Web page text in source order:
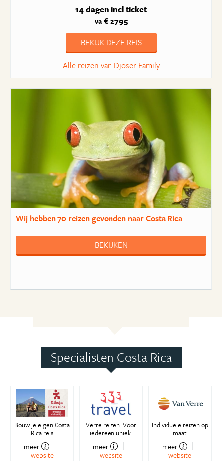
14 dagen incl ticket
va€ 2795
BEKIJK DEZE REIS
Alle reizen van Djoser Family
Wij hebben70 reizengevonden naar Costa Rica
BEKIJKEN
Specialisten Costa Rica
Bouw je eigen Costa
Rica reis
meer
website
Verre reizen. Voor
iedereen uniek.
meer
website
Individuele reizen op
maat
meer
website